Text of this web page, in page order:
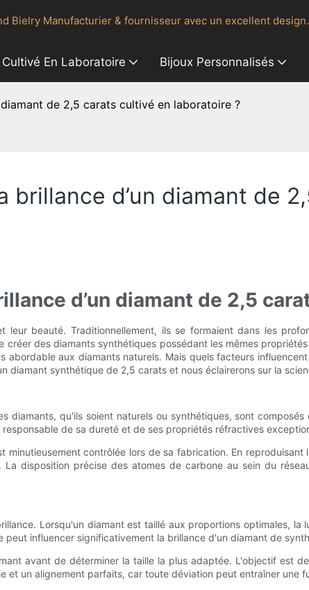
Bielry Manufacturier & fournisseur avec un excellent design.
En Laboratoire Bijoux Personnalisés
de 2,5 carats cultivé en laboratoire ?
d’un diamant de
d’un diamant de 2,5
beauté. Traditionnellement, ils se formaient dans les
des diamants synthétiques possédant les mêmes
aux diamants naturels. Mais quels facteurs
diamant synthétique de 2,5 carats et nous éclairerons sur la
qu'ils soient naturels ou synthétiques, sont
de sa dureté et de ses propriétés réfractives
contrôlée lors de sa fabrication. En
disposition précise des atomes de carbone au sein du
Lorsqu'un diamant est taillé aux proportions optimales,
influencer significativement la brillance d'un diamant de
avant de déterminer la taille la plus adaptée. L'objectif est
un alignement parfaits, car toute déviation peut entraîner une